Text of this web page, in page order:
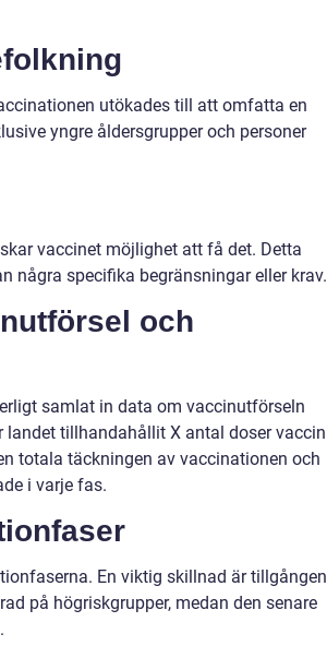
utökades till att omfatta en
yngre åldersgrupper och personer
vaccinet möjlighet att få det. Detta
några specifika begränsningar eller krav.
och
samlat in data om vaccinutförseln
landet tillhandahållit X antal doser vaccin
totala täckningen av vaccinationen och
i varje fas.
En viktig skillnad är tillgången
på högriskgrupper, medan den senare